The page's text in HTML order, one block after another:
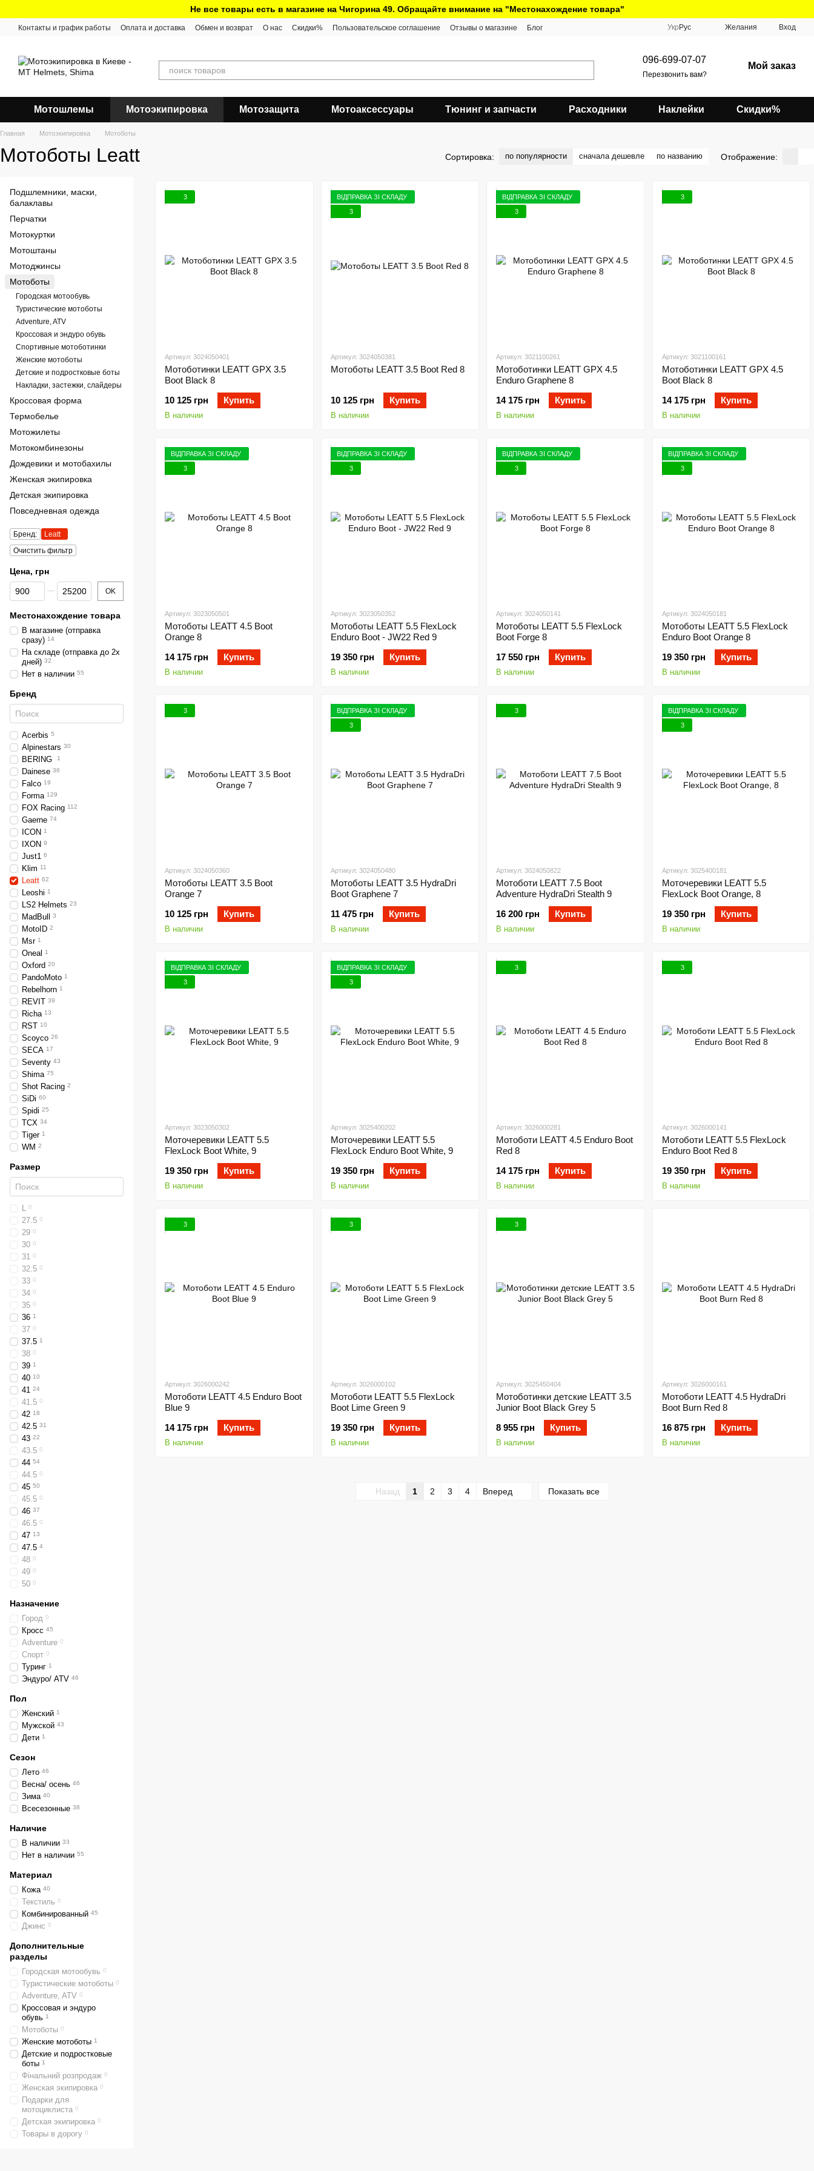
Не все товары есть в магазине на Чигорина 49. Обращайте внимание на "Местонахождение товара"
Контакты и график работы Оплата и доставка Обмен и возврат О нас Скидки% Пользовательское соглашение Отзывы о магазине Блог Укр Рус Желания Вход
096-699-07-07
Перезвонить вам?
Мой заказ
Мотошлемы Мотоэкипировка Мотозащита Мотоаксессуары Тюнинг и запчасти Расходники Наклейки Скидки%
Главная Мотоэкипировка Мотоботы
Мотоботы Leatt Сортировка: по популярности сначала дешевле по названию Отображение:
3
Артикул: 3024050401
Мотоботинки LEATT GPX 3.5
Boot Black 8
10 125 грн
Купить
В наличии
ВІДПРАВКА ЗІ СКЛАДУ
3
Артикул: 3024050381
Мотоботы LEATT 3.5 Boot Red 8
10 125 грн Купить
В наличии
ВІДПРАВКА ЗІ СКЛАДУ
3
Артикул: 3021100261
Мотоботинки LEATT GPX 4.5
Enduro Graphene 8
14 175 грн
Купить
В наличии
3
Артикул: 3021100161
Мотоботинки LEATT GPX 4.5
Boot Black 8
14 175 грн
Купить
В наличии
ВІДПРАВКА ЗІ СКЛАДУ
3
Артикул: 3023050501
Мотоботы LEATT 4.5 Boot
Orange 8
14 175 грн
Купить
В наличии
ВІДПРАВКА ЗІ СКЛАДУ
3
Артикул: 3023050352
Мотоботы LEATT 5.5 FlexLock
Enduro Boot - JW22 Red 9
19 350 грн
Купить
В наличии
ВІДПРАВКА ЗІ СКЛАДУ
3
Артикул: 3024050141
Мотоботы LEATT 5.5 FlexLock
Boot Forge 8
17 550 грн
Купить
В наличии
ВІДПРАВКА ЗІ СКЛАДУ
3
Артикул: 3024050181
Мотоботы LEATT 5.5 FlexLock
Enduro Boot Orange 8
19 350 грн
Купить
В наличии
3
Артикул: 3024050360
Мотоботы LEATT 3.5 Boot
Orange 7
10 125 грн
Купить
В наличии
ВІДПРАВКА ЗІ СКЛАДУ
3
Артикул: 3024050480
Мотоботы LEATT 3.5 HydraDri
Boot Graphene 7
11 475 грн
Купить
В наличии
3
Артикул: 3024050822
Мотоботи LEATT 7.5 Boot
Adventure HydraDri Stealth 9
16 200 грн
Купить
В наличии
ВІДПРАВКА ЗІ СКЛАДУ
3
Артикул: 3025400181
Моточеревики LEATT 5.5
FlexLock Boot Orange, 8
19 350 грн
Купить
В наличии
ВІДПРАВКА ЗІ СКЛАДУ
3
Артикул: 3023050302
Моточеревики LEATT 5.5
FlexLock Boot White, 9
19 350 грн
Купить
В наличии
ВІДПРАВКА ЗІ СКЛАДУ
3
Артикул: 3025400202
Моточеревики LEATT 5.5
FlexLock Enduro Boot White, 9
19 350 грн
Купить
В наличии
3
Артикул: 3026000281
Мотоботи LEATT 4.5 Enduro Boot
Red 8
14 175 грн
Купить
В наличии
3
Артикул: 3026000141
Мотоботи LEATT 5.5 FlexLock
Enduro Boot Red 8
19 350 грн
Купить
В наличии
3
Артикул: 3026000242
Мотоботи LEATT 4.5 Enduro Boot
Blue 9
14 175 грн
Купить
В наличии
3
Артикул: 3026000102
Мотоботи LEATT 5.5 FlexLock
Boot Lime Green 9
19 350 грн
Купить
В наличии
3
Артикул: 3025450404
Мотоботинки детские LEATT 3.5
Junior Boot Black Grey 5
8 955 грн
Купить
В наличии
Артикул: 3026000161
Мотоботи LEATT 4.5 HydraDri
Boot Burn Red 8
16 875 грн
Купить
В наличии
Назад 1 2 3 4 Вперед Показать все
Подшлемники, маски,
балаклавы
Перчатки
Мотокуртки
Мотоштаны
Мотоджинсы
Мотоботы
Городская мотообувь
Туристические мотоботы
Adventure, ATV
Кроссовая и эндуро обувь
Спортивные мотоботинки
Женские мотоботы
Детские и подростковые боты
Накладки, застежки, слайдеры
Кроссовая форма
Термобелье
Мотожилеты
Мотокомбинезоны
Дождевики и мотобахилы
Женская экипировка
Детская экипировка
Повседневная одежда
Бренд:
Leatt
Очистить фильтр
Цена, грн
От Цена, грн
До Цена, грн OK
Местонахождение товара
В магазине (отправка
сразу) 14
На складе (отправка до 2х
дней) 32
Нет в наличии 55
Бренд
Acerbis 5
Alpinestars 30
BERING 1
Dainese 36
Falco 19
Forma 129
FOX Racing 112
Gaerne 74
ICON 1
IXON 9
Just1 6
Klim 11
Leatt 62
Leoshi 1
LS2 Helmets 23
MadBull 3
MotoID 2
Msr 1
Oneal 1
Oxford 20
PandoMoto 1
Rebelhorn 1
REVIT 39
Richa 13
RST 10
Scoyco 26
SECA 17
Seventy 43
Shima 75
Shot Racing 2
SiDi 60
Spidi 25
TCX 34
Tiger 1
WM 2
Размер
L 0
27.5 0
29 0
30 0
31 0
32.5 0
33 0
34 0
35 0
36 1
37 0
37.5 1
38 0
39 1
40 10
41 24
41.5 0
42 18
42.5 31
43 22
43.5 0
44 54
44.5 0
45 50
45.5 0
46 37
46.5 0
47 13
47.5 4
48 0
49 0
50 0
Назначение
Город 0
Кросс 45
Adventure 0
Спорт 0
Туринг 1
Эндуро/ ATV 46
Пол
Женский 1
Мужской 43
Дети 1
Сезон
Лето 46
Весна/ осень 46
Зима 40
Всесезонные 38
Наличие
В наличии 33
Нет в наличии 55
Материал
Кожа 40
Текстиль 0
Комбинированный 45
Джинс 0
Дополнительные
разделы
Городская мотообувь 0
Туристические мотоботы 0
Adventure, ATV 0
Кроссовая и эндуро
обувь 1
Мотоботы 0
Женские мотоботы 1
Детские и подростковые
боты 1
Фінальний розпродаж 0
Женская экипировка 0
Подарки для
мотоциклиста 0
Детская экипировка 0
Товары в дорогу 0